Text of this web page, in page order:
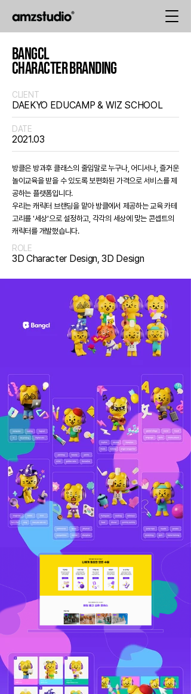
BANGCL
CHARACTER BRANDING
CLIENT
DAEKYO EDUCAMP & WIZ SCHOOL
DATE
2021.03
방클은 방과후 클래스의 줄임말로 누구나, 어디서나, 즐거운
놀이교육을 받을 수 있도록 보편화된 가격으로 서비스를 제
공하는 플랫폼입니다.
우리는 캐릭터 브랜딩을 맡아 방클에서 제공하는 교육 카테
고리를 '세상'으로 설정하고, 각각의 세상에 맞는 콘셉트의
캐릭터를 개발했습니다.
ROLE
3D Character Design, 3D Design